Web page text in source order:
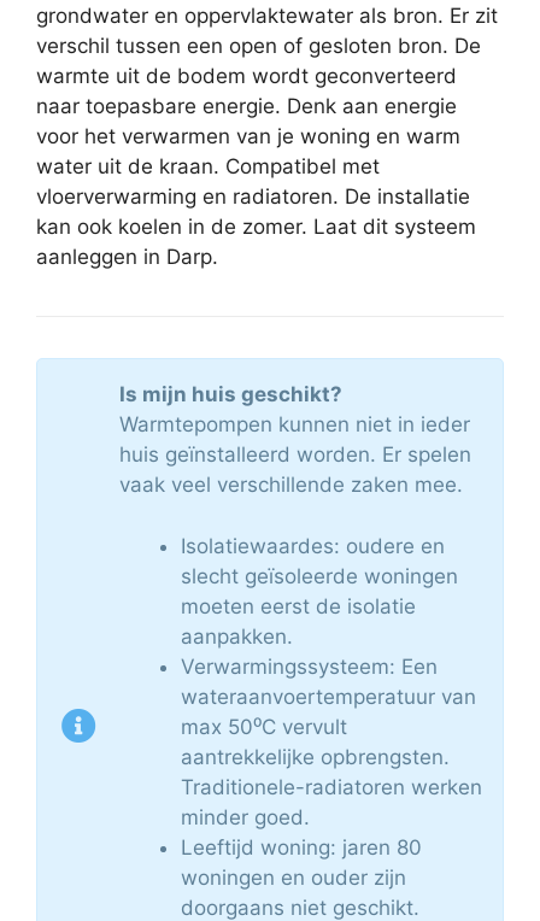
grondwater en oppervlaktewater als bron. Er zit
verschil tussen een open of gesloten bron. De
warmte uit de bodem wordt geconverteerd
naar toepasbare energie. Denk aan energie
voor het verwarmen van je woning en warm
water uit de kraan. Compatibel met
vloerverwarming en radiatoren. De installatie
kan ook koelen in de zomer. Laat dit systeem
aanleggen in Darp.
Is mijn huis geschikt?
Warmtepompen kunnen niet in ieder
huis geïnstalleerd worden. Er spelen
vaak veel verschillende zaken mee.
Isolatiewaardes: oudere en
slecht geïsoleerde woningen
moeten eerst de isolatie
aanpakken.
Verwarmingssysteem: Een
wateraanvoertemperatuur van
max 50⁰C vervult
aantrekkelijke opbrengsten.
Traditionele-radiatoren werken
minder goed.
Leeftijd woning: jaren 80
woningen en ouder zijn
doorgaans niet geschikt.